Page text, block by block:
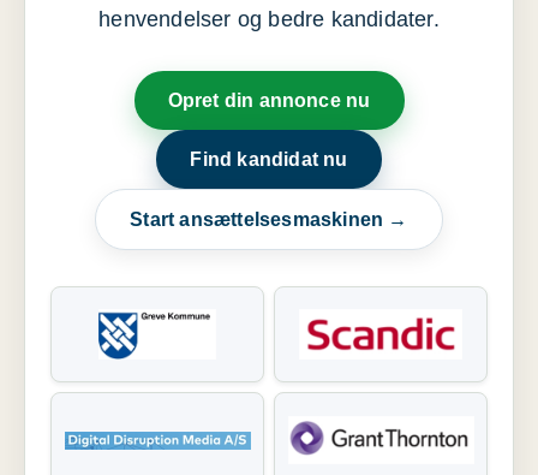
henvendelser og bedre kandidater.
Opret din annonce nu
Find kandidat nu
Start ansættelsesmaskinen →